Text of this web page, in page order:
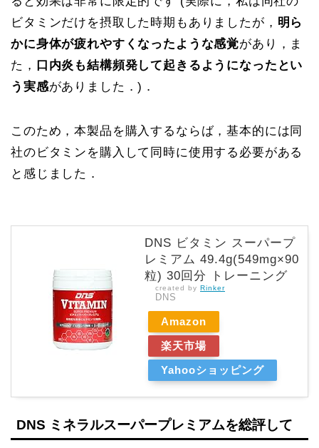
ビタミンだけを摂取した時期もありましたが， 明ら
かに身体が疲れやすくなったような感覚があり，ま
た， 口内炎も結構頻発して起きるようになったとい
う実感がありました．)．
このため，本製品を購入するならば，基本的には同
社のビタミンを購入して同時に使用する必要がある
と感じました．
DNS ビタミン スーパープ
レミアム 49.4g(549mg×90
粒) 30回分 トレーニング
created by Rinker
DNS
Amazon
楽天市場
Yahooショッピング
DNS ミネラルスーパープレミアムを総評して